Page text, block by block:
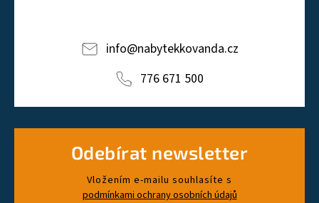
info@nabytekkovanda.cz
776 671 500
Odebírat newsletter
Vložením e-mailu souhlasíte s
podmínkami ochrany osobních údajů